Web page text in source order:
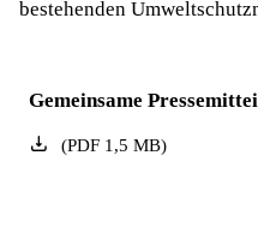
bestehenden
Gemeinsame
(PDF1,5 MB)